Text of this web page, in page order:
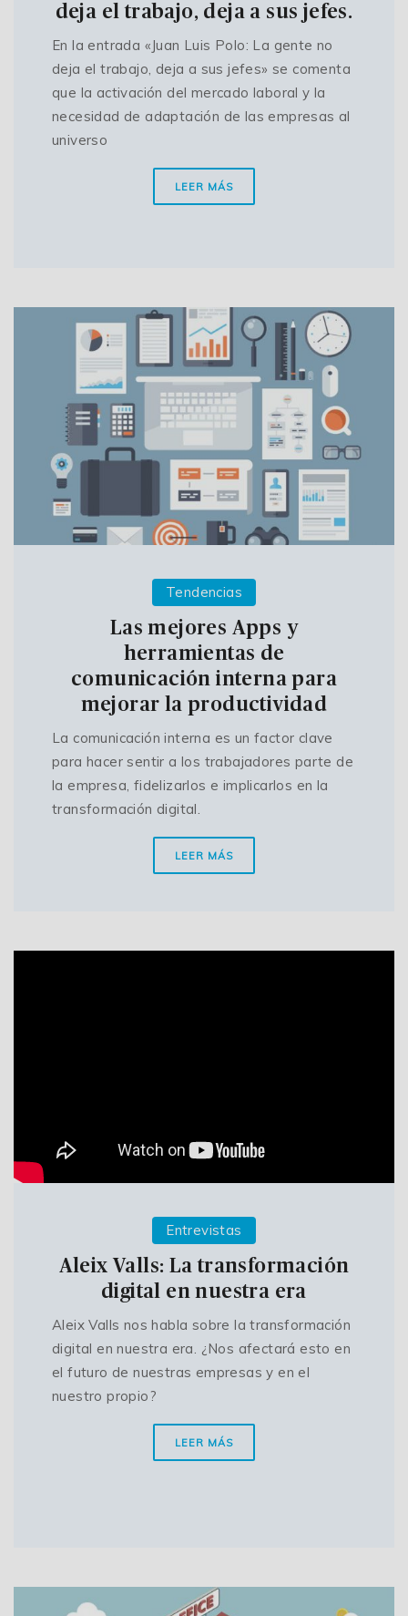
deja el trabajo, deja a sus jefes.
En la entrada «Juan Luis Polo: La gente no
deja el trabajo, deja a sus jefes» se comenta
que la activación del mercado laboral y la
necesidad de adaptación de las empresas al
universo
LEER MÁS
Tendencias
Las mejores Apps y
herramientas de
comunicación interna para
mejorar la productividad
La comunicación interna es un factor clave
para hacer sentir a los trabajadores parte de
la empresa, fidelizarlos e implicarlos en la
transformación digital.
LEER MÁS
Entrevistas
Aleix Valls: La transformación
digital en nuestra era
Aleix Valls nos habla sobre la transformación
digital en nuestra era. ¿Nos afectará esto en
el futuro de nuestras empresas y en el
nuestro propio?
LEER MÁS